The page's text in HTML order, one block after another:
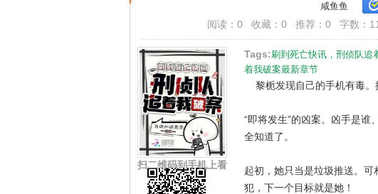
咸鱼鱼
阅读：0 收藏：0 推荐：0 字数：
扫二维码到手机上看
Tags:刷到死亡快讯，刑侦队追
着我破案最新章节
黎栀发现自己的手机有毒。
“即将发生”的凶案。凶手是
全知道了。
起初，她只当是垃圾推送。
犯，下一个目标就是她！